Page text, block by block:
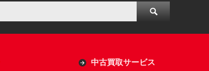
中古買取サービス